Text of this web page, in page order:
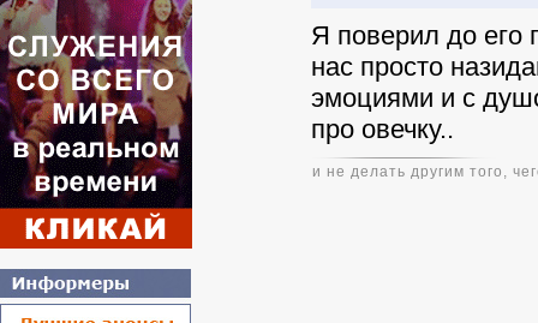
Я поверил до его
нас просто
эмоциями и с
про овечку..
и не делать другим того,